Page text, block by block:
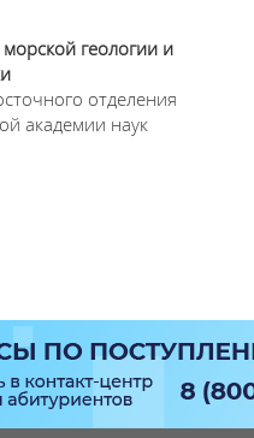
морской геологии и
отделения
академии наук